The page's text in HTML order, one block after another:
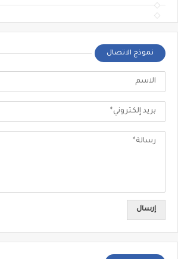
نموذج الاتصال